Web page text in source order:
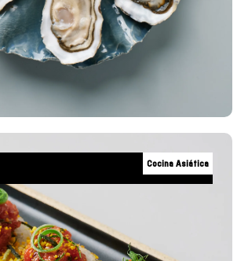
Cocina Asiática